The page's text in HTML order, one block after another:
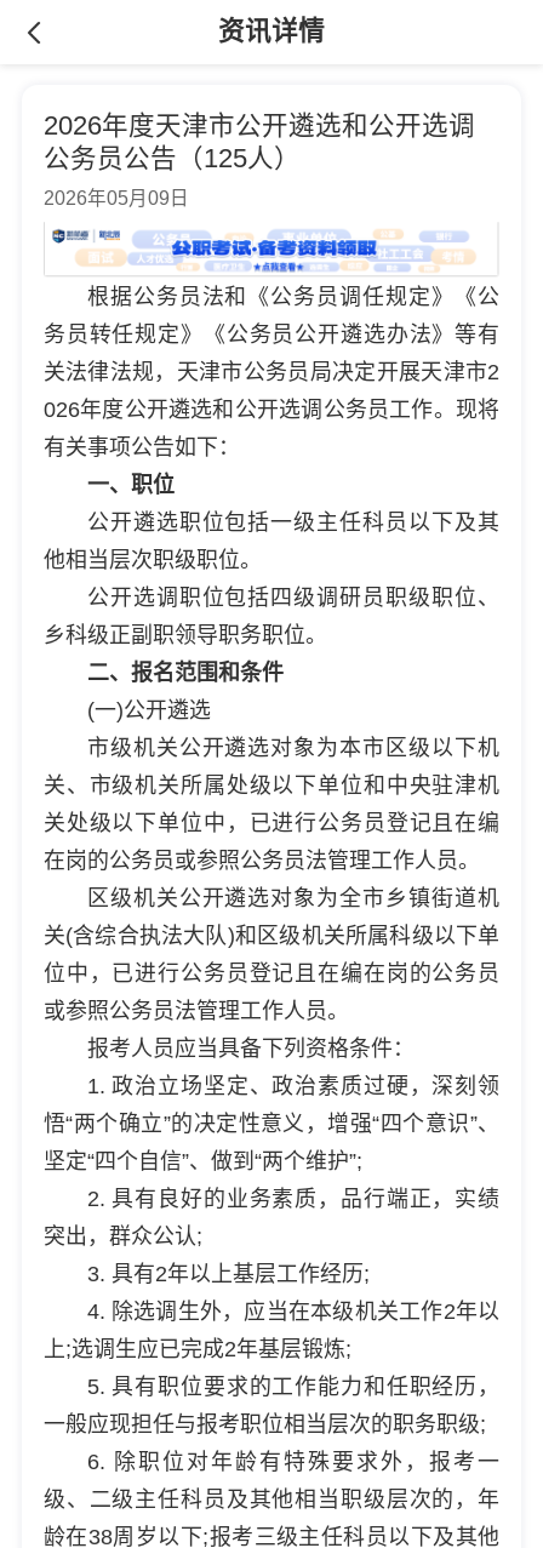
资讯详情
2026年度天津市公开遴选和公开选调
公务员公告（125人）
2026年05月09日
根据公务员法和《公务员调任规定》《公
务员转任规定》《公务员公开遴选办法》等有
关法律法规，天津市公务员局决定开展天津市2
026年度公开遴选和公开选调公务员工作。现将
有关事项公告如下：
一、职位
公开遴选职位包括一级主任科员以下及其
他相当层次职级职位。
公开选调职位包括四级调研员职级职位、
乡科级正副职领导职务职位。
二、报名范围和条件
(一)公开遴选
市级机关公开遴选对象为本市区级以下机
关、市级机关所属处级以下单位和中央驻津机
关处级以下单位中，已进行公务员登记且在编
在岗的公务员或参照公务员法管理工作人员。
区级机关公开遴选对象为全市乡镇街道机
关(含综合执法大队)和区级机关所属科级以下单
位中，已进行公务员登记且在编在岗的公务员
或参照公务员法管理工作人员。
报考人员应当具备下列资格条件：
1. 政治立场坚定、政治素质过硬，深刻领
悟“两个确立”的决定性意义，增强“四个意识”、
坚定“四个自信”、做到“两个维护”;
2. 具有良好的业务素质，品行端正，实绩
突出，群众公认;
3. 具有2年以上基层工作经历;
4. 除选调生外，应当在本级机关工作2年以
上;选调生应已完成2年基层锻炼;
5. 具有职位要求的工作能力和任职经历，
一般应现担任与报考职位相当层次的职务职级;
6. 除职位对年龄有特殊要求外，报考一
级、二级主任科员及其他相当职级层次的，年
龄在38周岁以下;报考三级主任科员以下及其他